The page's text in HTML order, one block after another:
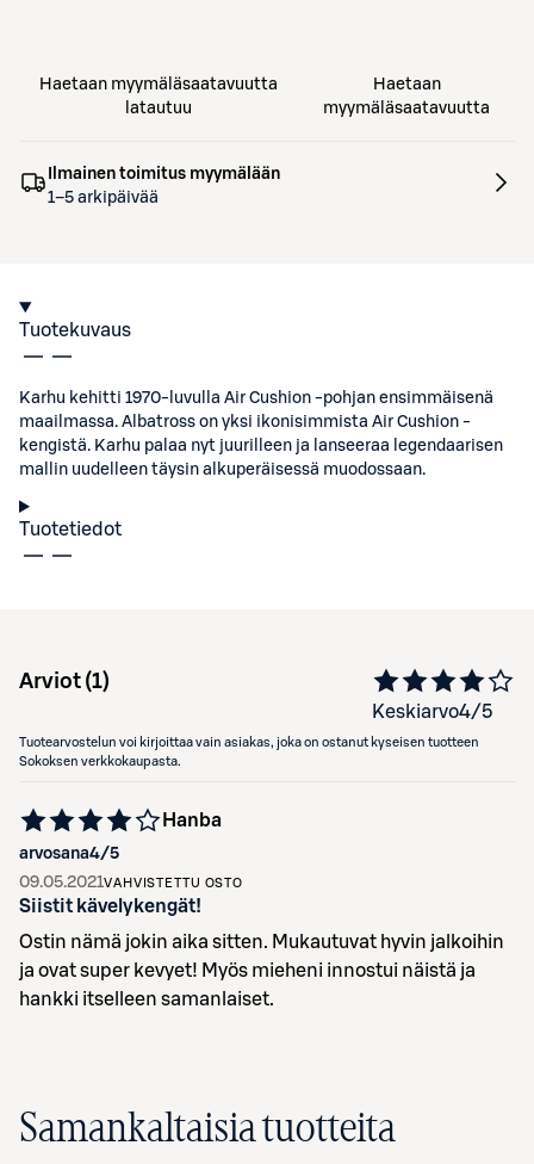
Haetaan myymäläsaatavuutta
latautuu
Haetaan
myymäläsaatavuutta
Ilmainen toimitus myymälään
1–5 arkipäivää
Tuotekuvaus
Karhu kehitti 1970-luvulla Air Cushion -pohjan ensimmäisenä
maailmassa. Albatross on yksi ikonisimmista Air Cushion -
kengistä. Karhu palaa nyt juurilleen ja lanseeraa legendaarisen
mallin uudelleen täysin alkuperäisessä muodossaan.
Tuotetiedot
Arviot (1)
Keskiarvo4/5
Tuotearvostelun voi kirjoittaa vain asiakas, joka on ostanut kyseisen tuotteen
Sokoksen verkkokaupasta.
arvosana4/5
Hanba
09.05.2021VAHVISTETTU OSTO
Siistit kävelykengät!
Ostin nämä jokin aika sitten. Mukautuvat hyvin jalkoihin
ja ovat super kevyet! Myös mieheni innostui näistä ja
hankki itselleen samanlaiset.
Samankaltaisia tuotteita